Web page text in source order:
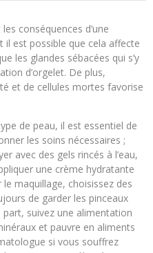
conséquences d’une
il est possible que cela affecte
les glandes sébacées qui s’y
d’orgelet. De plus,
et de cellules mortes favorise
de peau, il est essentiel de
les soins nécessaires ;
avec des gels rincés à l’eau,
une crème hydratante
le maquillage, choisissez des
de garder les pinceaux
suivez une alimentation
et pauvre en aliments
si vous souffrez